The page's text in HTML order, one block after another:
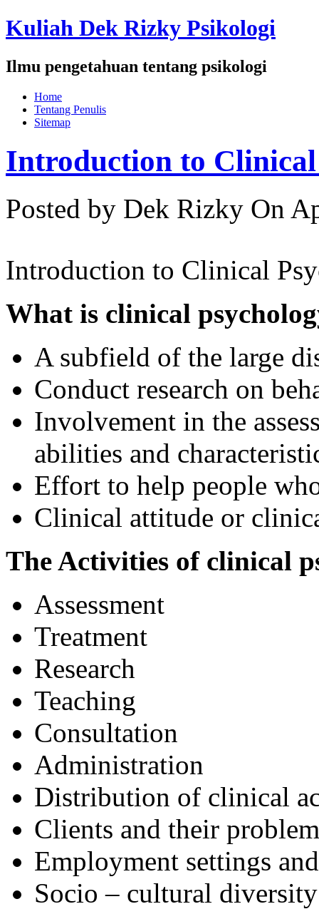
Kuliah Dek Rizky Psikologi
Ilmu pengetahuan tentang psikologi
Home
Tentang Penulis
Sitemap
Introduction to Clinical
Posted by Dek Rizky On
Introduction to Clinical
What is clinical
A subfield of the large
Conduct research on
Involvement in the
abilities and
Effort to help people
Clinical attitude or
The Activities of clinical
Assessment
Treatment
Research
Teaching
Consultation
Administration
Distribution of clinical
Clients and their
Employment settings
Socio – cultural